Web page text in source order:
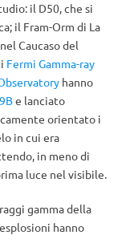
il D50, che si
il Fram-Orm di La
Caucaso del
Fermi Gamma-ray
hanno
e lanciato
orientato i
in cui era
in meno di
luce nel visibile.
gamma della
hanno